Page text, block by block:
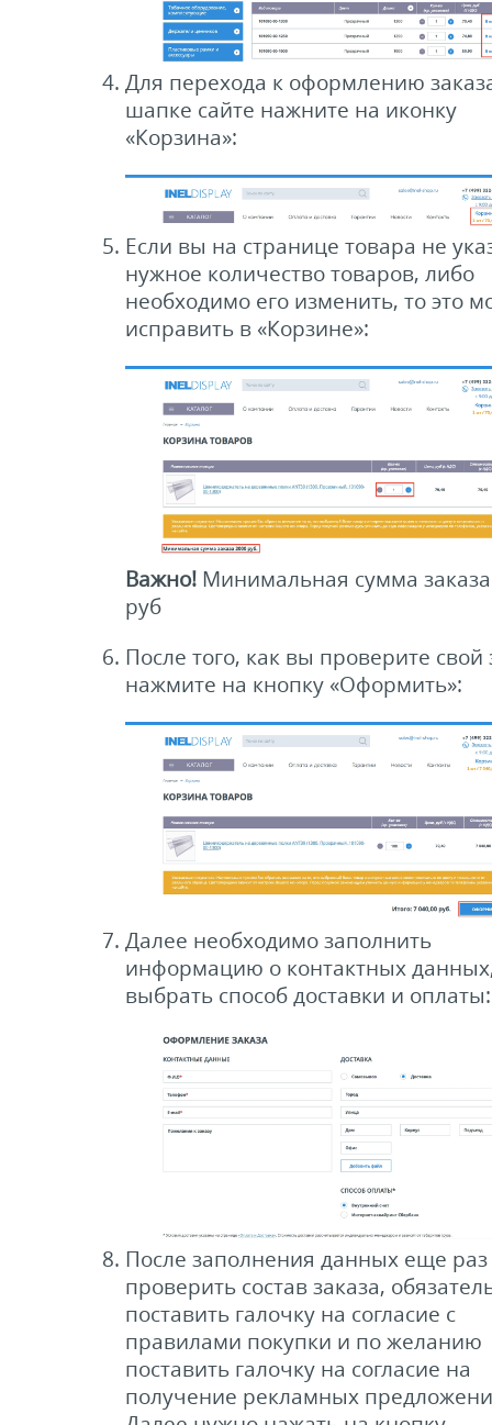
Для перехода к оформлению
шапке сайте нажните на иконку
«Корзина»:
Если вы на странице товара не
нужное количество товаров, либо
необходимо его изменить, то это
исправить в «Корзине»:
Важно!Минимальная сумма
руб
После того, как вы проверите свой
нажмите на кнопку «Оформить»:
Далее необходимо заполнить
информацию о контактных
выбрать способ доставки и оплаты:
После заполнения данных еще
проверить состав заказа,
поставить галочку на согласие с
правилами покупки и по желанию
поставить галочку на согласие на
получение рекламных